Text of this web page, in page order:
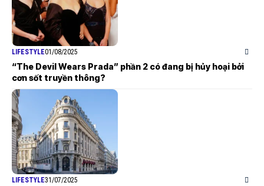
LIFESTYLE01/08/2025
“The Devil Wears Prada” phần 2 có đang bị hủy hoại bởi
cơn sốt truyền thông?
LIFESTYLE31/07/2025